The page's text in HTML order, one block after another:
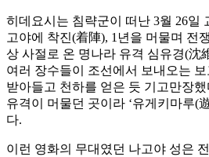
히데요시는 침략군이 떠난 3월 26일
고야에 착진(着陣), 1년을 머물며 전
상 사절로 온 명나라 유격 심유경(沈
여러 장수들이 조선에서 보내오는
받아들고 천하를 얻은 듯 기고만장
유격이 머물던 곳이라 ‘유게키마루(
다.
이런 영화의 무대였던 나고야 성은